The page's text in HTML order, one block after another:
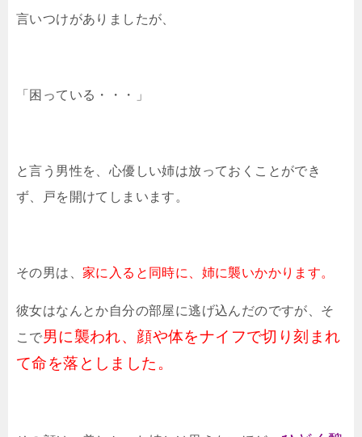
言いつけがありましたが、
「困っている・・・」
と言う男性を、心優しい姉は放っておくことができ
ず、戸を開けてしまいます。
その男は、 家に入ると同時に、姉に襲いかかります。
彼女はなんとか自分の部屋に逃げ込んだのですが、そ
こで男に襲われ、顔や体をナイフで切り刻まれ
て命を落としました。